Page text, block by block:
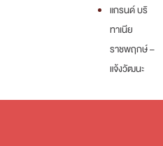
แกรนด์ บริ
ทาเนีย
ราชพฤกษ์ –
แจ้งวัฒนะ